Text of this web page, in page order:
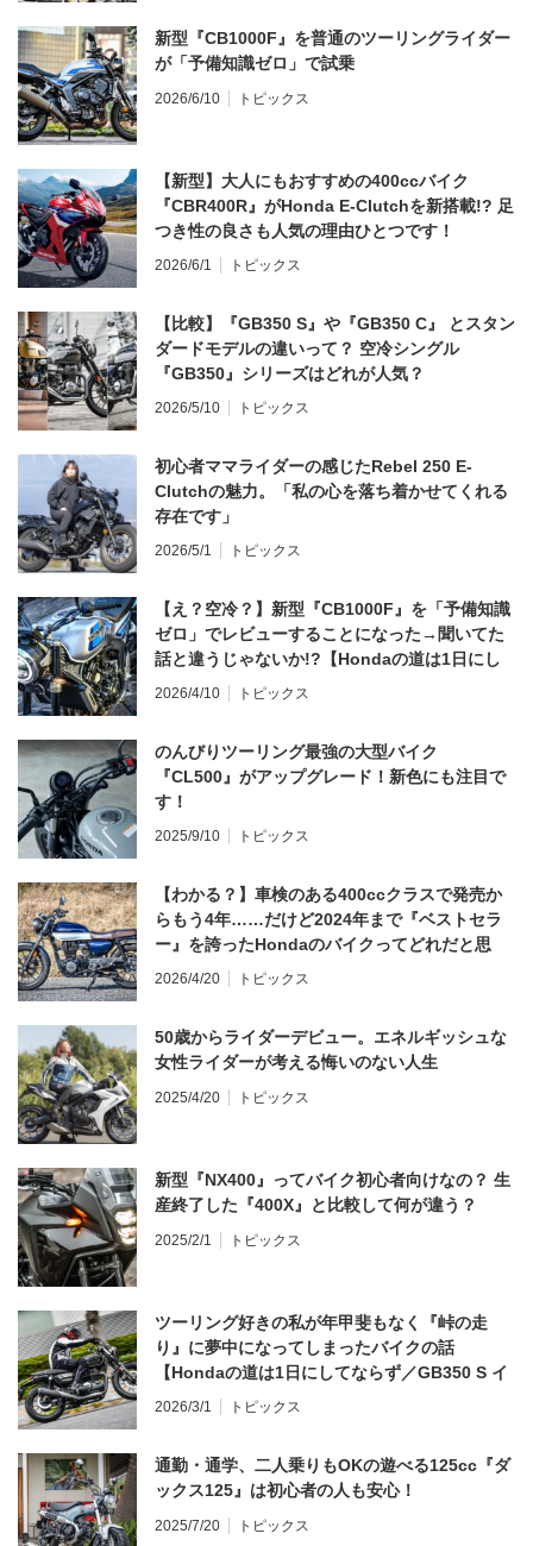
新型『CB1000F』を普通のツーリングライダー
が「予備知識ゼロ」で試乗
2026/6/10 トピックス
【新型】大人にもおすすめの400ccバイク
『CBR400R』がHonda E-Clutchを新搭載!? 足
つき性の良さも人気の理由ひとつです！
2026/6/1 トピックス
【比較】『GB350 S』や『GB350 C』 とスタン
ダードモデルの違いって？ 空冷シングル
『GB350』シリーズはどれが人気？
2026/5/10 トピックス
初心者ママライダーの感じたRebel 250 E-
Clutchの魅力。「私の心を落ち着かせてくれる
存在です」
2026/5/1 トピックス
【え？空冷？】新型『CB1000F』を「予備知識
ゼロ」でレビューすることになった→聞いてた
話と違うじゃないか!?【Hondaの道は1日にし
てならず／CB1000F ①第一印象 編】
2026/4/10 トピックス
のんびりツーリング最強の大型バイク
『CL500』がアップグレード！新色にも注目で
す！
2025/9/10 トピックス
【わかる？】車検のある400ccクラスで発売か
らもう4年……だけど2024年まで『ベストセラ
ー』を誇ったHondaのバイクってどれだと思
う？
2026/4/20 トピックス
50歳からライダーデビュー。エネルギッシュな
女性ライダーが考える悔いのない人生
2025/4/20 トピックス
新型『NX400』ってバイク初心者向けなの？ 生
産終了した『400X』と比較して何が違う？
2025/2/1 トピックス
ツーリング好きの私が年甲斐もなく『峠の走
り』に夢中になってしまったバイクの話
【Hondaの道は1日にしてならず／GB350 S イ
ンプレ・レビュー 前編】
2026/3/1 トピックス
通勤・通学、二人乗りもOKの遊べる125cc『ダ
ックス125』は初心者の人も安心！
2025/7/20 トピックス